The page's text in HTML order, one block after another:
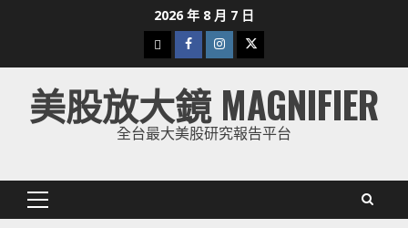
2026 年 8 月 7 日
下
載
美
股
Facebook
Instagram
Twitter
美股放大鏡 MAGNIFIER
全台最大美股研究報告平台
Primary